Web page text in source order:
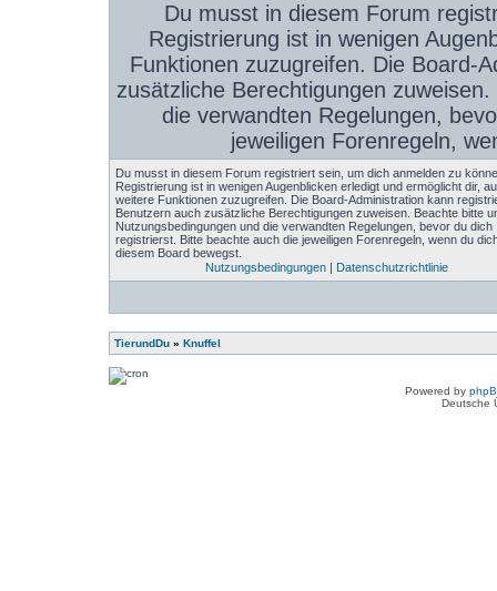
Du musst in diesem Forum
Registrierung ist in wenigen
Funktionen zuzugreifen. Die Board-
zusätzliche Berechtigungen
die verwandten Regelungen,
jeweiligen Forenregeln,
Du musst in diesem Forum registriert sein, um dich anmelden zu
Registrierung ist in wenigen Augenblicken erledigt und ermöglicht dir,
weitere Funktionen zuzugreifen. Die Board-Administration kann
Benutzern auch zusätzliche Berechtigungen zuweisen. Beachte bitte
Nutzungsbedingungen und die verwandten Regelungen, bevor du dich
registrierst. Bitte beachte auch die jeweiligen Forenregeln, wenn du
diesem Board bewegst.
Nutzungsbedingungen| Datenschutzrichtlinie
TierundDu » Knuffel
Powered by
Deutsche